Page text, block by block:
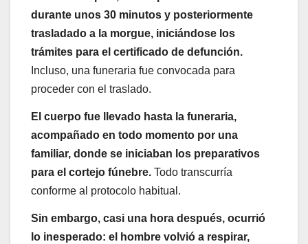
durante unos 30 minutos y posteriormente
trasladado a la morgue, iniciándose los
trámites para el certificado de defunción.
Incluso, una funeraria fue convocada para
proceder con el traslado.
El cuerpo fue llevado hasta la funeraria,
acompañado en todo momento por una
familiar, donde se iniciaban los preparativos
para el cortejo fúnebre. Todo transcurría
conforme al protocolo habitual.
Sin embargo, casi una hora después, ocurrió
lo inesperado: el hombre volvió a respirar,